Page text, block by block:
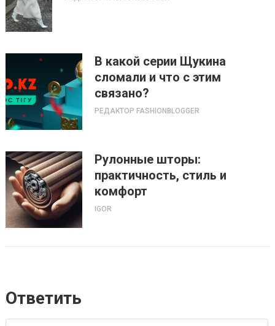
В какой серии Щукина
сломали и что с этим
связано?
РЕДАКТОР FASHIONBLOGGER
Рулонные шторы:
практичность, стиль и
комфорт
IGOR
Ответить